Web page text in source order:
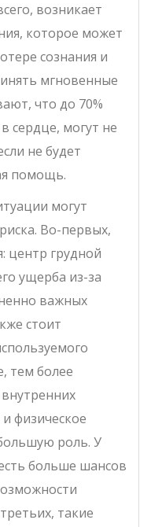
возникает
которое может
сознания и
мгновенные
что до 70%
сердце, могут не
не будет
помощь.
могут
Во-первых,
центр грудной
ущерба из-за
важных
стоит
тем более
физическое
роль. У
больше шансов
такие